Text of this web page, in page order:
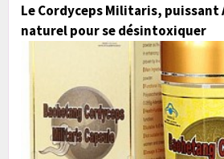
Le Cordyceps Militaris,
naturel pour se désintoxiquer